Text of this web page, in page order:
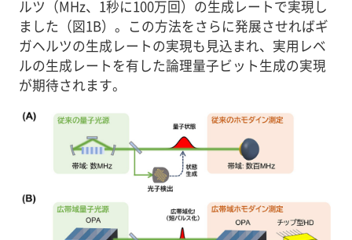
ルツ（MHz、1秒に100万回）の生成レートで実現し
ました（図1B）。この方法をさらに発展させればギ
ガヘルツの生成レートの実現も見込まれ、実用レベ
ルの生成レートを有した論理量子ビット生成の実現
が期待されます。